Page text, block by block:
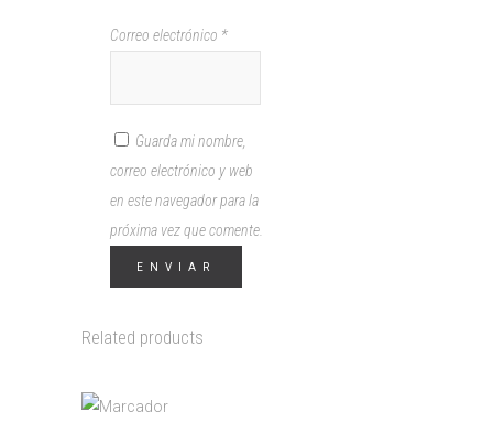
Correo electrónico *
Guarda mi nombre,
correo electrónico y web
en este navegador para la
próxima vez que comente.
Related products